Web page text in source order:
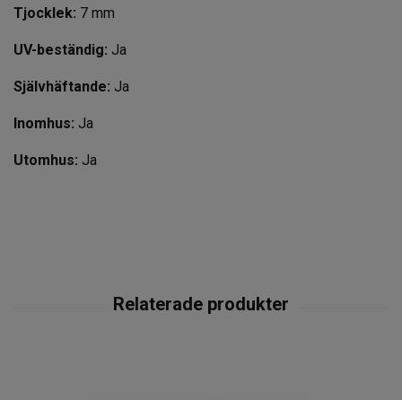
Tjocklek: 7 mm
UV-beständig: Ja
Självhäftande: Ja
Inomhus: Ja
Utomhus: Ja